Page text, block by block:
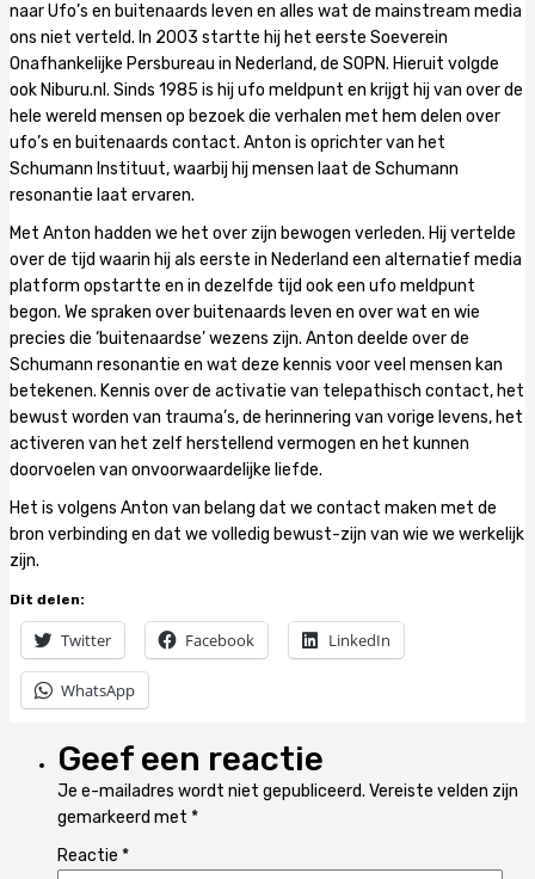
naar Ufo’s en buitenaards leven en alles wat de mainstream media
ons niet verteld. In 2003 startte hij het eerste Soeverein
Onafhankelijke Persbureau in Nederland, de SOPN. Hieruit volgde
ook Niburu.nl. Sinds 1985 is hij ufo meldpunt en krijgt hij van over de
hele wereld mensen op bezoek die verhalen met hem delen over
ufo’s en buitenaards contact. Anton is oprichter van het
Schumann Instituut, waarbij hij mensen laat de Schumann
resonantie laat ervaren.
Met Anton hadden we het over zijn bewogen verleden. Hij vertelde
over de tijd waarin hij als eerste in Nederland een alternatief media
platform opstartte en in dezelfde tijd ook een ufo meldpunt
begon. We spraken over buitenaards leven en over wat en wie
precies die ‘buitenaardse’ wezens zijn. Anton deelde over de
Schumann resonantie en wat deze kennis voor veel mensen kan
betekenen. Kennis over de activatie van telepathisch contact, het
bewust worden van trauma’s, de herinnering van vorige levens, het
activeren van het zelf herstellend vermogen en het kunnen
doorvoelen van onvoorwaardelijke liefde.
Het is volgens Anton van belang dat we contact maken met de
bron verbinding en dat we volledig bewust-zijn van wie we werkelijk
zijn.
Dit delen:
Twitter Facebook LinkedIn
WhatsApp
Geef een reactie
Je e-mailadres wordt niet gepubliceerd. Vereiste velden zijn
gemarkeerd met *
Reactie *